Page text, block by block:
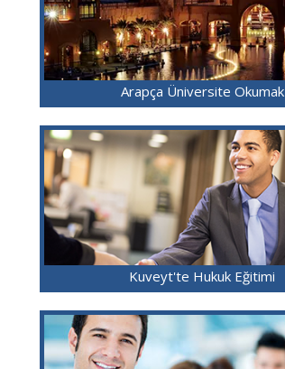
Arapça Üniversite Okumak
Kuveyt'te Hukuk Eğitimi